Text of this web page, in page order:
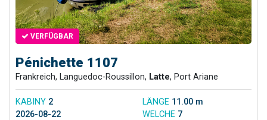
VERFÜGBAR
Pénichette 1107
Frankreich, Languedoc-Roussillon, Latte, Port Ariane
KABINY 2 LÄNGE 11.00 m
2026-08-22
WELCHE 7